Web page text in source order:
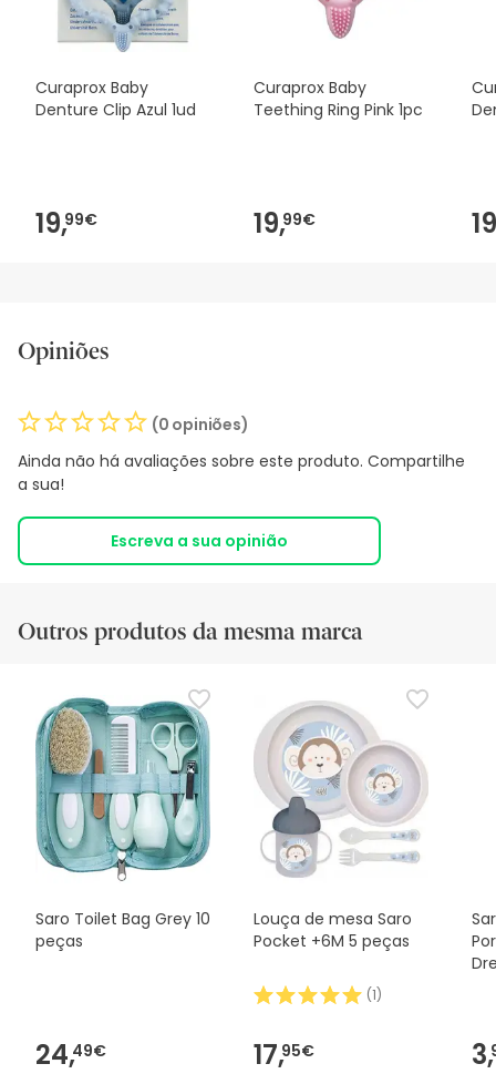
Curaprox Baby
Denture Clip Azul 1ud
19,99€
Curaprox Baby
Teething Ring Pink 1pc
19,99€
Opiniões
(0 opiniões)
Ainda não há avaliações sobre este produto. Compartilhe
a sua!
Escreva a sua opinião
Outros produtos da mesma marca
Saro Toilet Bag Grey 10
peças
24,49€
Louça de mesa Saro
Pocket +6M 5 peças
(1)
17,95€ 3,